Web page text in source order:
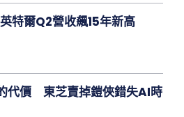
特爾Q2營收飆15年新高
代價 東芝賣掉鎧俠錯失AI時